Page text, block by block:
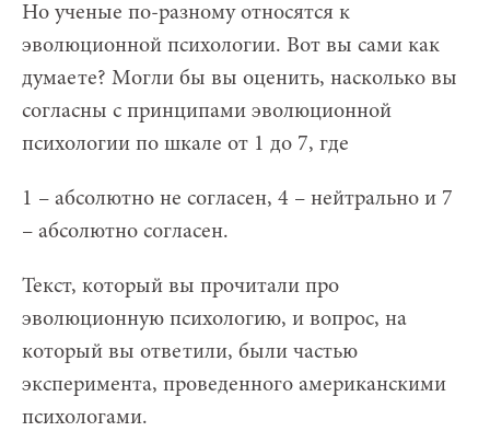
Но ученые по-разному относятся к
эволюционной психологии. Вот вы сами как
думаете? Могли бы вы оценить, насколько вы
согласны с принципами эволюционной
психологии по шкале от 1 до 7, где
1 – абсолютно не согласен, 4 – нейтрально и 7
– абсолютно согласен.
Текст, который вы прочитали про
эволюционную психологию, и вопрос, на
который вы ответили, были частью
эксперимента, проведенного американскими
психологами.